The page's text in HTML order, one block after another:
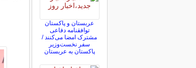
عربستان و پاکستان
توافقنامه دفاعی
مشترک امضا می‌کنند /
سفر نخست‌وزیر
پاکستان به عربستان